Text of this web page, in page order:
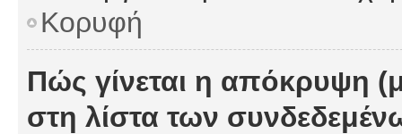
Κορυφή
Πώς γίνεται η απόκρυψη
στη λίστα των